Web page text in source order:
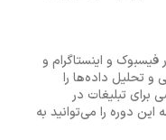
و اینستاگرام و
و تحلیل داده‌ها را
تبلیغات در
دوره را می‌توانید به